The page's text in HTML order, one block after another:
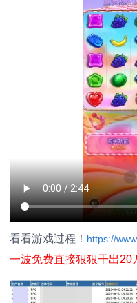
看看游戏过程！ https://
一波免费直接狠狠干出20